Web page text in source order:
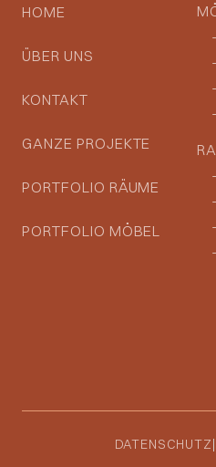
HOME
ÜBER UNS
KONTAKT
GANZE PROJEKTE
PORTFOLIO RÄUME
PORTFOLIO MÖBEL
DATENSCHUTZ|